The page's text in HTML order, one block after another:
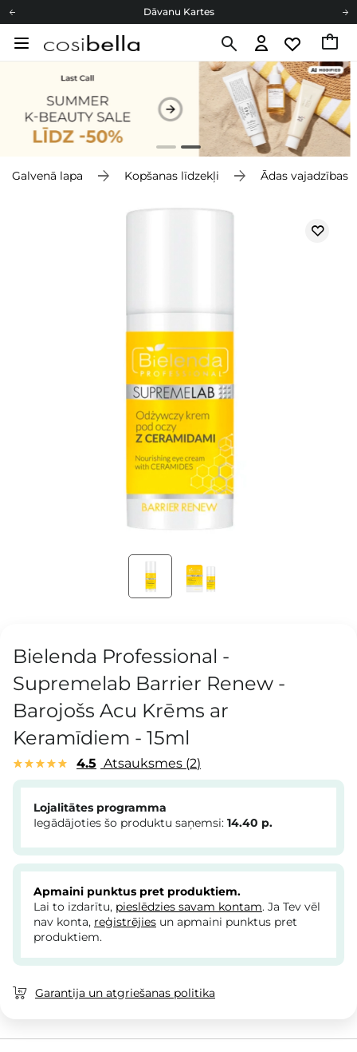
Dāvanu Kartes
Cosibella lojalitātes programma
Galvenā lapa Kopšanas līdzekļi Ādas vajadzības
Bielenda Professional -
Supremelab Barrier Renew -
Barojošs Acu Krēms ar
Keramīdiem - 15ml
4.5 Atsauksmes 2
Lojalitātes programma
Iegādājoties šo produktu saņemsi: 14.40 p.
Apmaini punktus pret produktiem.
Lai to izdarītu, pieslēdzies savam kontam. Ja Tev vēl
nav konta, reģistrējies un apmaini punktus pret
produktiem.
Garantija un atgriešanas politika